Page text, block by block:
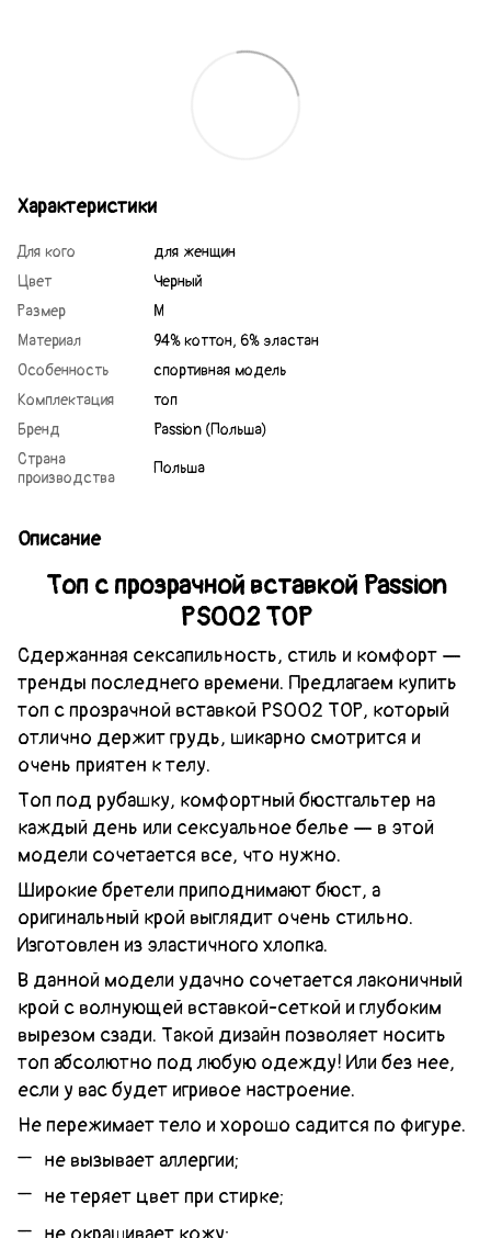
Характеристики
Для кого
для женщин
Цвет
Черный
Размер
M
Материал
94% коттон, 6% эластан
Особенность
спортивная модель
Комплектация
топ
Бренд
Passion (Польша)
Страна
производства
Польша
Описание
Топ с прозрачной вставкой Passion
PS002 TOP
Сдержанная сексапильность, стиль и комфорт —
тренды последнего времени. Предлагаем купить
топ с прозрачной вставкой PS002 TOP, который
отлично держит грудь, шикарно смотрится и
очень приятен к телу.
Топ под рубашку, комфортный бюстгальтер на
каждый день или сексуальное белье — в этой
модели сочетается все, что нужно.
Широкие бретели приподнимают бюст, а
оригинальный крой выглядит очень стильно.
Изготовлен из эластичного хлопка.
В данной модели удачно сочетается лаконичный
крой с волнующей вставкой-сеткой и глубоким
вырезом сзади. Такой дизайн позволяет носить
топ абсолютно под любую одежду! Или без нее,
если у вас будет игривое настроение.
Не пережимает тело и хорошо садится по фигуре.
не вызывает аллергии;
не теряет цвет при стирке;